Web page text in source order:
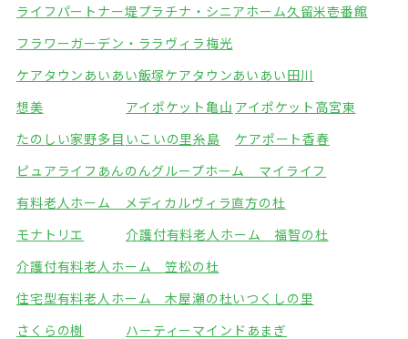
ライフパートナー堤プラチナ・シニアホーム久留米壱番館
フラワーガーデン・ララ ヴィラ梅光
ケアタウンあいあい飯塚ケアタウンあいあい田川
想美
アイポケット亀山 アイポケット高宮東
たのしい家野多目 いこいの里糸島
ケアポート香春
ピュアライフあんのんグループホーム マイライフ
有料老人ホーム メディカルヴィラ直方の杜
モナトリエ
介護付有料老人ホーム 福智の杜
介護付有料老人ホーム 笠松の杜
住宅型有料老人ホーム 木屋瀬の杜いつくしの里
さくらの樹
ハーティーマインドあまぎ